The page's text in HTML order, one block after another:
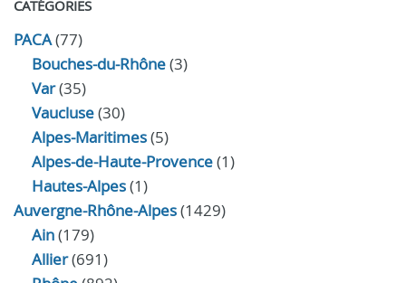
CATÉGORIES
PACA(77)
Bouches-du-Rhône(3)
Var(35)
Vaucluse(30)
Alpes-Maritimes(5)
Alpes-de-Haute-Provence(1)
Hautes-Alpes(1)
Auvergne-Rhône-Alpes(1429)
Ain(179)
Allier(691)